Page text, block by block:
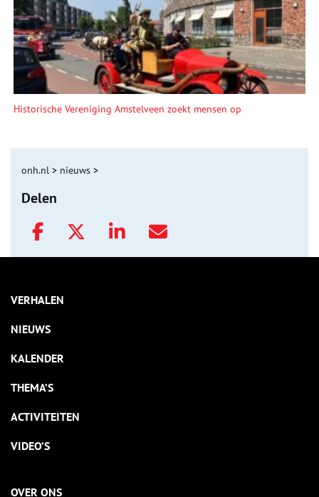
Historische Vereniging Amstelveen zoekt mensen op
onh.nl > nieuws >
Delen
VERHALEN
NIEUWS
KALENDER
THEMA’S
ACTIVITEITEN
VIDEO’S
OVER ONS